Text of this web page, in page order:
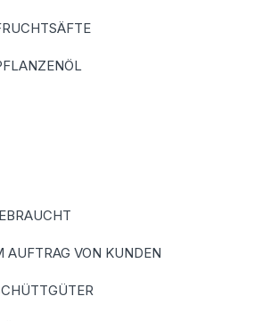
AUFTRAG VON KUNDEN